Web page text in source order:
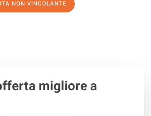
NON VINCOLANTE
migliorea